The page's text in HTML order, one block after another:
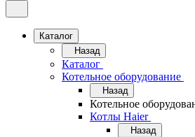
Каталог
Назад
Каталог
Котельное оборудование
Назад
Котельное
Котлы Haier
Назад